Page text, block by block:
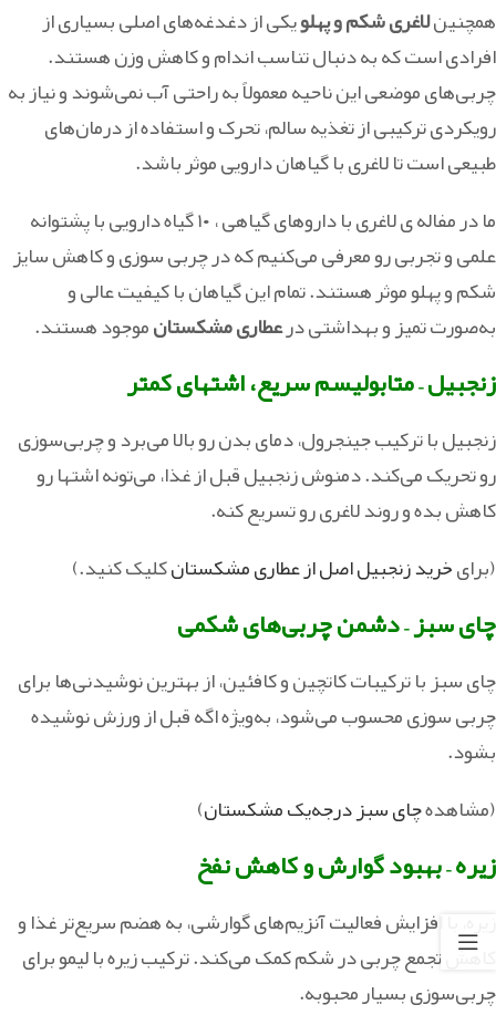
همچنینلاغری شکم و پهلویکی از دغدغه‌های اصلی بسیاری از
افرادی‌ است که به دنبال تناسب اندام و کاهش وزن هستند.
چربی‌های موضعی این ناحیه معمولاً به‌ راحتی آب نمی‌شوند و نیاز به
رویکردی ترکیبی از تغذیه سالم، تحرک و استفاده از درمان‌های
طبیعی است تا لاغری با گیاهان دارویی موثر باشد.
ما در مفاله ی لاغری با داروهای گیاهی ، ۱۰ گیاه دارویی با پشتوانه
علمی و تجربی رو معرفی می‌کنیم که در چربی‌ سوزی و کاهش سایز
شکم و پهلو موثر هستند. تمام این گیاهان با کیفیت عالی و
به‌صورت تمیز و بهداشتی درعطاری مشکستانموجود هستند.
زنجبیل – متابولیسم سریع، اشتهای کمتر
زنجبیل با ترکیب جینجرول، دمای بدن رو بالا می‌برد و چربی‌سوزی
رو تحریک می‌کند. دمنوش زنجبیل قبل از غذا، می‌تونه اشتها رو
کاهش بده و روند لاغری رو تسریع کنه.
(برایخرید زنجبیل اصل از عطاری مشکستانکلیک کنید.)
چای سبز – دشمن چربی‌های شکمی
چای سبز با ترکیبات کاتچین و کافئین، از بهترین نوشیدنی‌ها برای
چربی‌ سوزی محسوب می‌شود، به‌ویژه اگه قبل از ورزش نوشیده
بشود.
(مشاهدهچای سبز درجه‌یک مشکستان)
زیره – بهبود گوارش و کاهش نفخ
زیره، با افزایش فعالیت آنزیم‌های گوارشی، به هضم سریع‌تر غذا و
کاهش تجمع چربی در شکم کمک می‌کند. ترکیب زیره با لیمو برای
چربی‌سوزی بسیار محبوبه.